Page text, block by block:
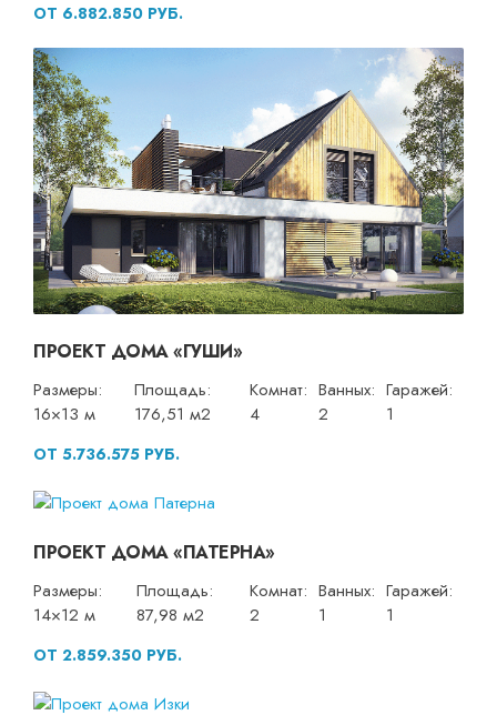
ОТ 6.882.850 РУБ.
ПРОЕКТ ДОМА «ГУШИ»
Размеры:
16×13 м
Площадь:
176,51 м2
Комнат:
4
Ванных:
2
Гаражей:
1
ОТ 5.736.575 РУБ.
ПРОЕКТ ДОМА «ПАТЕРНА»
Размеры:
14×12 м
Площадь:
87,98 м2
Комнат:
2
Ванных:
1
Гаражей:
1
ОТ 2.859.350 РУБ.